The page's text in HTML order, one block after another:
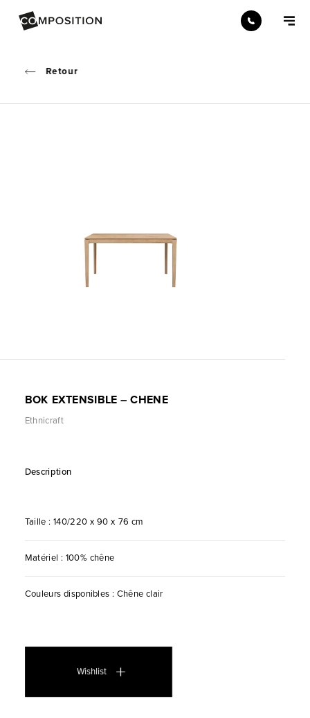
Retour
BOK EXTENSIBLE – CHENE
Ethnicraft
Description
Taille : 140/220 x 90 x 76 cm
Matériel : 100% chêne
Couleurs disponibles : Chêne clair
Wishlist